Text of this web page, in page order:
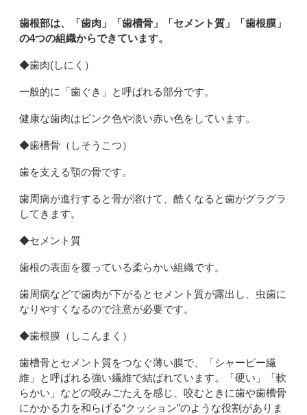
歯根部は、「歯肉」「歯槽骨」「セメント質」「歯根膜」
の4つの組織からできています。
◆歯肉(しにく）
一般的に「歯ぐき」と呼ばれる部分です。
健康な歯肉はピンク色や淡い赤い色をしています。
◆歯槽骨（しそうこつ）
歯を支える顎の骨です。
歯周病が進行すると骨が溶けて、酷くなると歯がグラグラ
してきます。
◆セメント質
歯根の表面を覆っている柔らかい組織です。
歯周病などで歯肉が下がるとセメント質が露出し、虫歯に
なりやすくなるので注意が必要です。
◆歯根膜（しこんまく）
歯槽骨とセメント質をつなぐ薄い膜で、「シャーピー繊
維」と呼ばれる強い繊維で結ばれています。「硬い」「軟
らかい」などの咬みごたえを感じ、咬むときに歯や歯槽骨
にかかる力を和らげる“クッション”のような役割がありま